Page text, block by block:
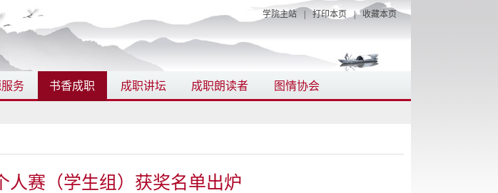
学院主站 打印本页 | 收藏本页
务 书香成职 成职讲坛 成职朗读者 图情协会
人赛（学生组）获奖名单出炉